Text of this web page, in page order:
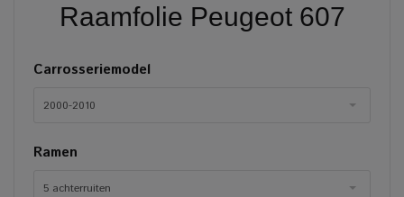
Raamfolie Peugeot 607
Carrosseriemodel
2000-2010
Ramen
5 achterruiten